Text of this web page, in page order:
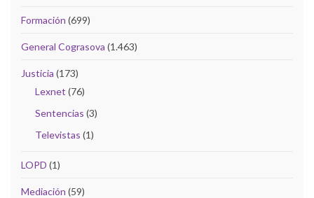
Formación (699)
General Cograsova (1.463)
Justicia (173)
Lexnet (76)
Sentencias (3)
Televistas (1)
LOPD (1)
Mediación (59)